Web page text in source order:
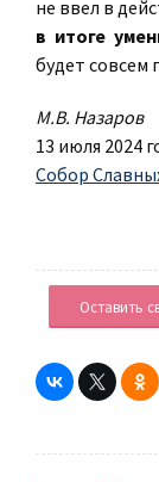
не ввел в
в итоге
будет совсем
М.В. Назаров
13 июля 2024
Собор
Оставить